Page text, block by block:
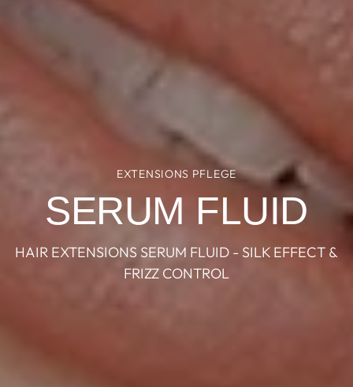
EXTENSIONS PFLEGE
SERUM FLUID
HAIR EXTENSIONS SERUM FLUID - SILK EFFECT &
FRIZZ CONTROL